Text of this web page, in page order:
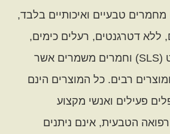
מחמרים טבעיים ואיכותיים בלבד,
ללא דטרגנטים, רעלים כימים,
תוצרי לוואי של נפט (SLS) וחמרים משמרים אשר
רבים. כל המוצרים הינם
פעילים ואנשי מקצוע
הטבעית, אינם ניתנים